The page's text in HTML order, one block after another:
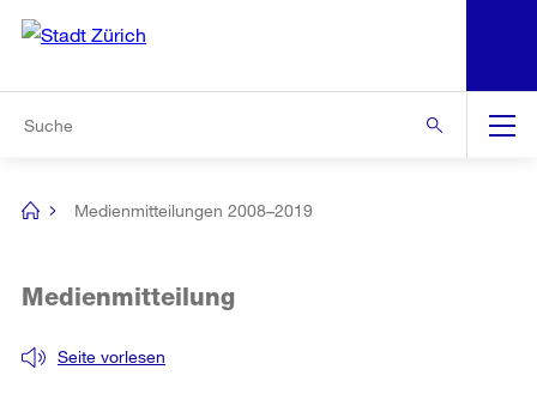
Navigation
[no
Medienmitteilungen 2008–2019
Seite vorlesen
Medienmitteilung